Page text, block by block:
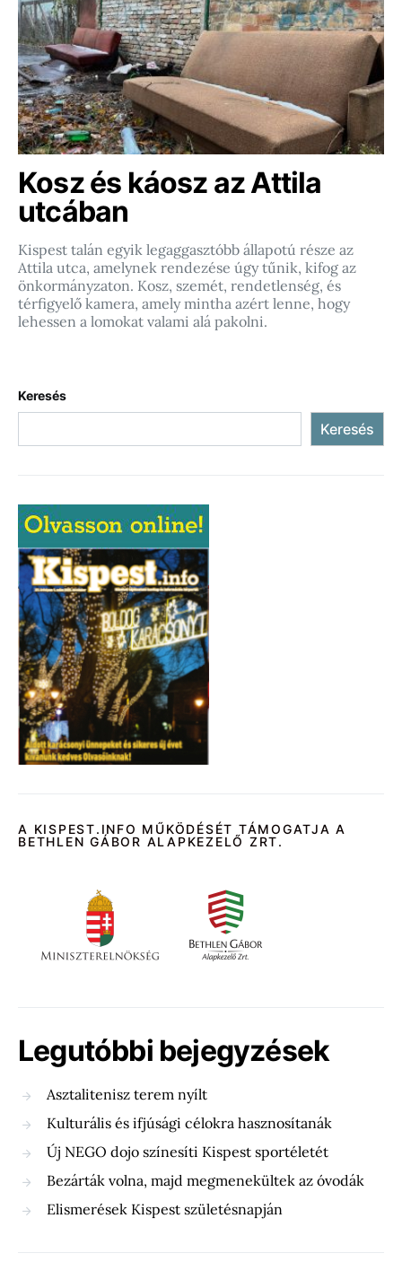
Kosz és káosz az Attila
utcában
Kispest talán egyik legaggasztóbb állapotú része az
Attila utca, amelynek rendezése úgy tűnik, kifog az
önkormányzaton. Kosz, szemét, rendetlenség, és
térfigyelő kamera, amely mintha azért lenne, hogy
lehessen a lomokat valami alá pakolni.
Keresés
Keresés
A KISPEST.INFO MŰKÖDÉSÉT TÁMOGATJA A
BETHLEN GÁBOR ALAPKEZELŐ ZRT.
Legutóbbi bejegyzések
Asztalitenisz terem nyílt
Kulturális és ifjúsági célokra hasznosítanák
Új NEGO dojo színesíti Kispest sportéletét
Bezárták volna, majd megmenekültek az óvodák
Elismerések Kispest születésnapján